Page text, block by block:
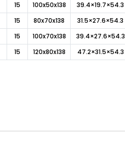
15 100x50x138 39.4×19.7×54.3
15 80x70x138 31.5×27.6×54.3
15 100x70x138 39.4×27.6×54.3
15 120x80x138 47.2×31.5×54.3